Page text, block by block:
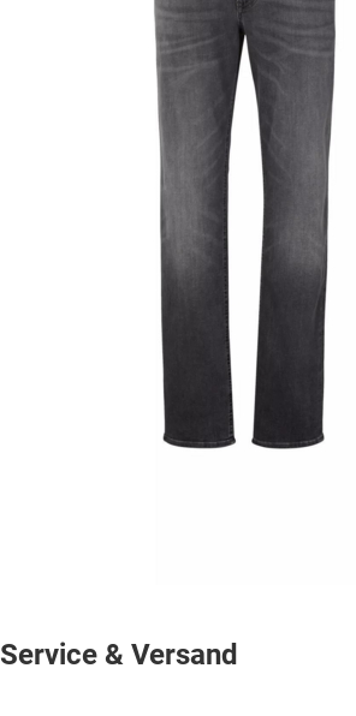
Service & Versand